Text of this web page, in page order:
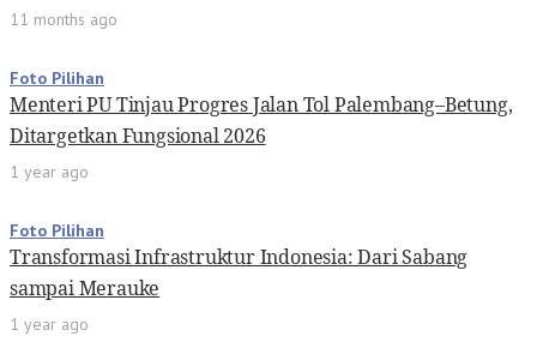
11 months ago
Foto Pilihan
Menteri PU Tinjau Progres Jalan Tol Palembang–Betung,
Ditargetkan Fungsional 2026
1 year ago
Foto Pilihan
Transformasi Infrastruktur Indonesia: Dari Sabang
sampai Merauke
1 year ago